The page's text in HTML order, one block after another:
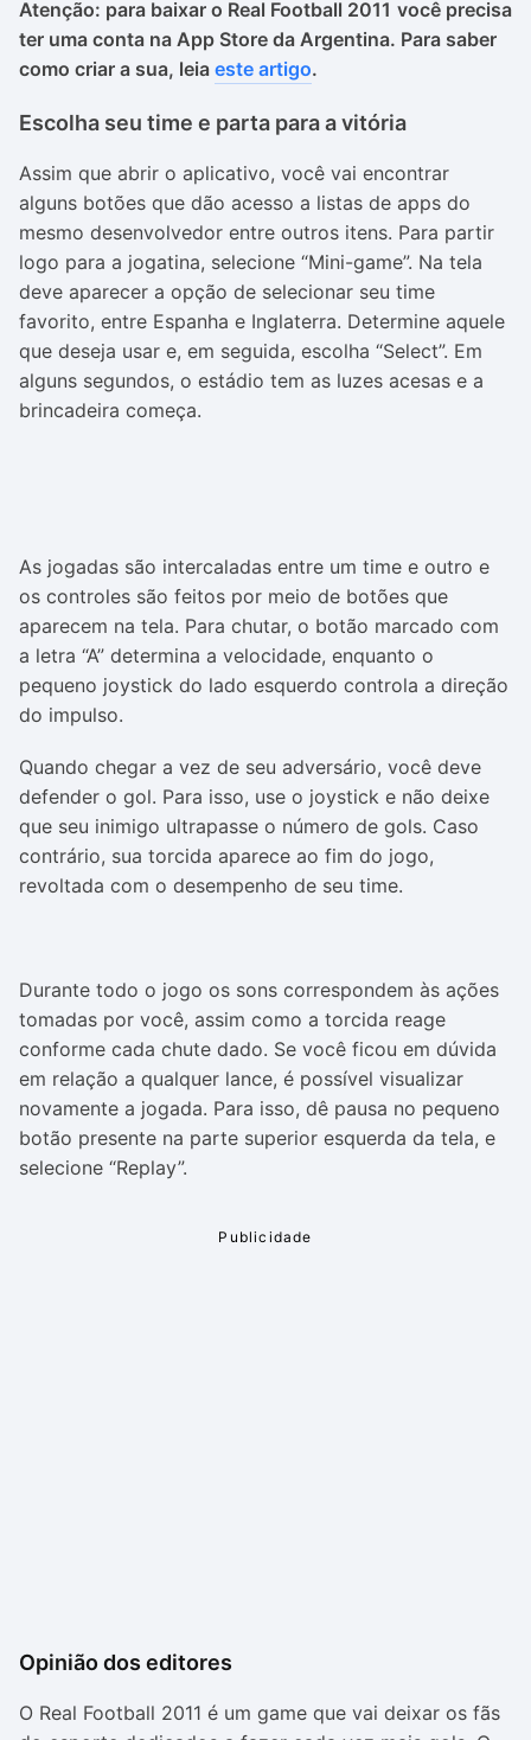
Atenção: para baixar o Real Football 2011 você precisa
ter uma conta na App Store da Argentina. Para saber
como criar a sua, leia este artigo.
Escolha seu time e parta para a vitória
Assim que abrir o aplicativo, você vai encontrar
alguns botões que dão acesso a listas de apps do
mesmo desenvolvedor entre outros itens. Para partir
logo para a jogatina, selecione “Mini-game”. Na tela
deve aparecer a opção de selecionar seu time
favorito, entre Espanha e Inglaterra. Determine aquele
que deseja usar e, em seguida, escolha “Select”. Em
alguns segundos, o estádio tem as luzes acesas e a
brincadeira começa.
As jogadas são intercaladas entre um time e outro e
os controles são feitos por meio de botões que
aparecem na tela. Para chutar, o botão marcado com
a letra “A” determina a velocidade, enquanto o
pequeno joystick do lado esquerdo controla a direção
do impulso.
Quando chegar a vez de seu adversário, você deve
defender o gol. Para isso, use o joystick e não deixe
que seu inimigo ultrapasse o número de gols. Caso
contrário, sua torcida aparece ao fim do jogo,
revoltada com o desempenho de seu time.
Durante todo o jogo os sons correspondem às ações
tomadas por você, assim como a torcida reage
conforme cada chute dado. Se você ficou em dúvida
em relação a qualquer lance, é possível visualizar
novamente a jogada. Para isso, dê pausa no pequeno
botão presente na parte superior esquerda da tela, e
selecione “Replay”.
Opinião dos editores
O Real Football 2011 é um game que vai deixar os fãs